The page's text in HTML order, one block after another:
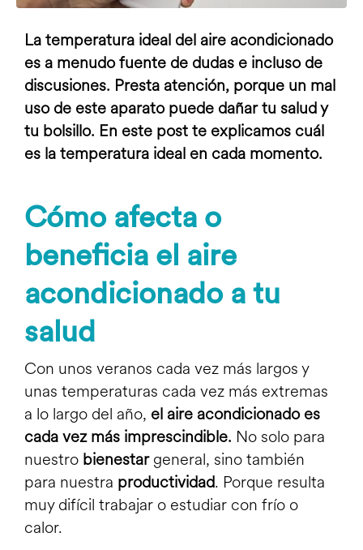
La temperatura ideal del aire acondicionado
es a menudo fuente de dudas e incluso de
discusiones. Presta atención, porque un mal
uso de este aparato puede dañar tu salud y
tu bolsillo. En este post te explicamos cuál
es la temperatura ideal en cada momento.
Cómo afecta o
beneficia el aire
acondicionado a tu
salud
Con unos veranos cada vez más largos y
unas temperaturas cada vez más extremas
a lo largo del año, el aire acondicionado es
cada vez más imprescindible. No solo para
nuestro bienestargeneral, sino también
para nuestra productividad. Porque resulta
muy difícil trabajar o estudiar con frío o
calor.